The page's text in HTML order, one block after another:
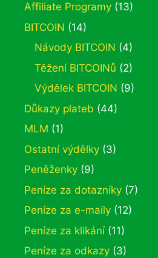
Affiliate Programy (13)
BITCOIN (14)
Návody BITCOIN (4)
Těžení BITCOINů (2)
Výdělek BITCOIN (9)
Důkazy plateb (44)
MLM (1)
Ostatní výdělky (3)
Peněženky (9)
Peníze za dotazníky (7)
Peníze za e-maily (12)
Peníze za klikání(11)
Peníze za odkazy (3)